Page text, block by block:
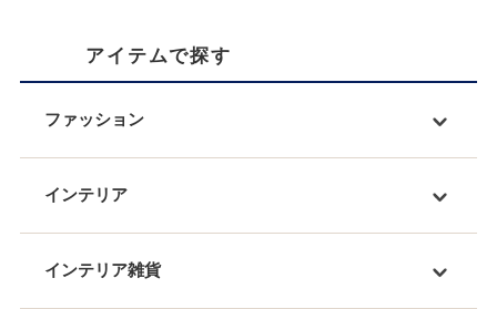
アイテムで探す
ファッション
インテリア
インテリア雑貨